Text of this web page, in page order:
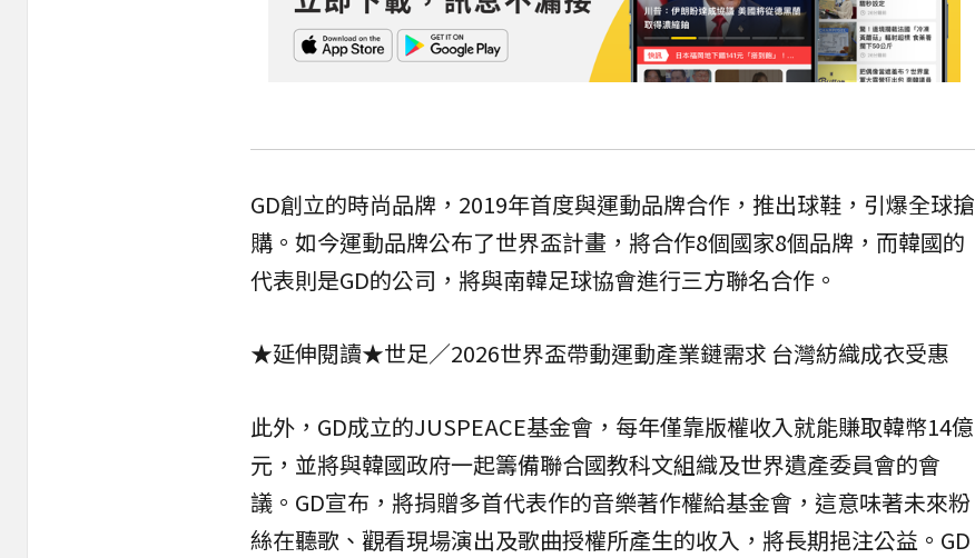
GD創立的時尚品牌，2019年首度與運動品牌合作，推出球鞋 ，引爆全球搶
購。如今運動品牌公布了世界盃計畫，將合作8個國家8個品牌，而韓國的
代表則是GD的公司，將與南韓足球協會進行三方聯名合作。
★延伸閱讀★世足／2026世界盃帶動運動產業鏈需求 台灣紡織成衣受惠
此外，GD成立的JUSPEACE基金會，每年僅靠版權收入就能賺取韓幣14億
元，並將與韓國政府一起籌備聯合國教科文組織及世界遺產委員會的會
議。GD宣布，將捐贈多首代表作的音樂著作權給基金會，這意味著未來粉
絲在聽歌、觀看現場演出及歌曲授權所產生的收入，將長期挹注公益。GD